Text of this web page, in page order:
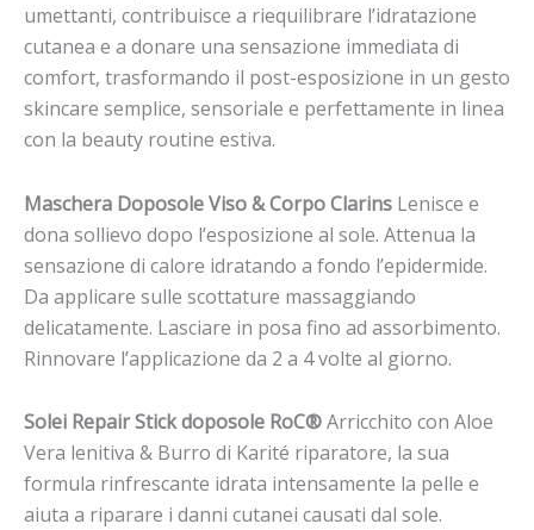
umettanti, contribuisce a riequilibrare l’idratazione
cutanea e a donare una sensazione immediata di
comfort, trasformando il post-esposizione in un gesto
skincare semplice, sensoriale e perfettamente in linea
con la beauty routine estiva.
Maschera Doposole Viso & Corpo Clarins Lenisce e
dona sollievo dopo l’esposizione al sole. Attenua la
sensazione di calore idratando a fondo l’epidermide.
Da applicare sulle scottature massaggiando
delicatamente. Lasciare in posa fino ad assorbimento.
Rinnovare l’applicazione da 2 a 4 volte al giorno.
Solei Repair Stick doposole RoC®Arricchito con Aloe
Vera lenitiva & Burro di Karité riparatore, la sua
formula rinfrescante idrata intensamente la pelle e
aiuta a riparare i danni cutanei causati dal sole.